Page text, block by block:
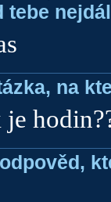
tebe
na